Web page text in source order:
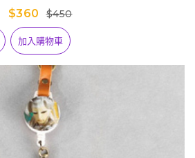
$360
$450
加入購物車